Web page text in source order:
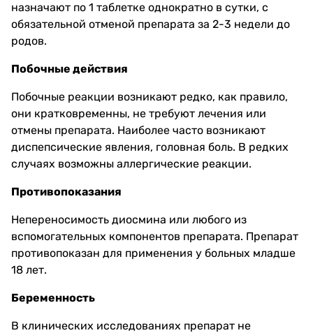
назначают по 1 таблетке однократно в сутки, с
обязательной отменой препарата за 2-3 недели до
родов.
Побочные действия
Побочные реакции возникают редко, как правило,
они кратковременны, не требуют лечения или
отмены препарата. Наиболее часто возникают
диспепсические явления, головная боль. В редких
случаях возможны аллергические реакции.
Противопоказания
Непереносимость диосмина или любого из
вспомогательных компонентов препарата. Препарат
противопоказан для применения у больных младше
18 лет.
Беременность
В клинических исследованиях препарат не